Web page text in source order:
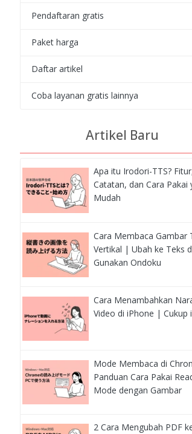
Pendaftaran gratis
Paket harga
Daftar artikel
Coba layanan gratis lainnya
Artikel Baru
Apa itu Irodori-TTS?
Catatan, dan Cara Pakai
Mudah
Cara Membaca Gambar
Vertikal | Ubah ke Teks
Gunakan Ondoku
Cara Menambahkan
Video di iPhone | Cukup
Mode Membaca di
Panduan Cara Pakai
Mode dengan Gambar
2 Cara Mengubah PDF